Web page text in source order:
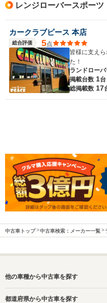
レンジローバースポー
カークラブピース 本店
総合評価 5点
皆様に支え
た！
ランドロー
掲載台数 1台
総掲載数 17
中古車トップ 中古車検索：メーカー一覧
他の車種から中古車を探す
都道府県から中古車を探す